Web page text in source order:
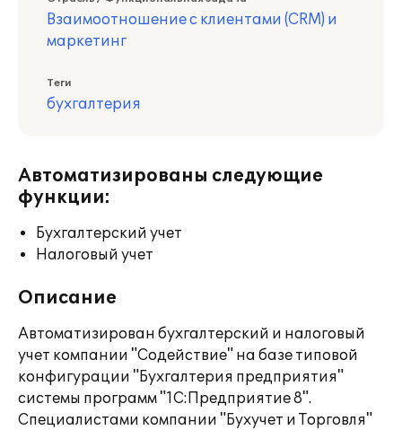
Взаимоотношение с клиентами (CRM) и
маркетинг
Теги
бухгалтерия
Автоматизированы следующие
функции:
Бухгалтерский учет
Налоговый учет
Описание
Автоматизирован бухгалтерский и налоговый
учет компании "Содействие" на базе типовой
конфигурации "Бухгалтерия предприятия"
системы программ "1С:Предприятие 8".
Специалистами компании "Бухучет и Торговля"